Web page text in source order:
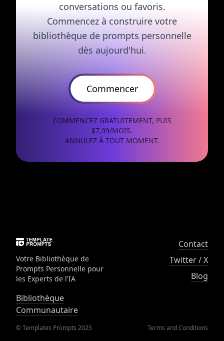
conversations ou favoris.
Commencez à construire votre
bibliothèque de prompts personnelle
dès aujourd'hui.
Commencer
COMMENCEZ GRATUITEMENT, PUIS
$7,99/MOIS.
ANNULEZ À TOUT MOMENT.
Votre Bibliothèque de
Prompts Personnelle pour
les Experts de l'IA
Bibliothèque
Communautaire
Contact
Twitter / X
Blog
© Templates Prompts 2025 Terms and Conditions